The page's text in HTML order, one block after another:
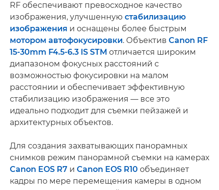
RF обеспечивают превосходное качество
изображения, улучшенную стабилизацию
изображения и оснащены более быстрым
мотором автофокусировки. Объектив Canon RF
15-30mm F4.5-6.3 IS STM отличается широким
диапазоном фокусных расстояний с
возможностью фокусировки на малом
расстоянии и обеспечивает эффективную
стабилизацию изображения — все это
идеально подходит для съемки пейзажей и
архитектурных объектов.
Для создания захватывающих панорамных
снимков режим панорамной съемки на камерах
Canon EOS R7 и Canon EOS R10 объединяет
кадры по мере перемещения камеры в одном